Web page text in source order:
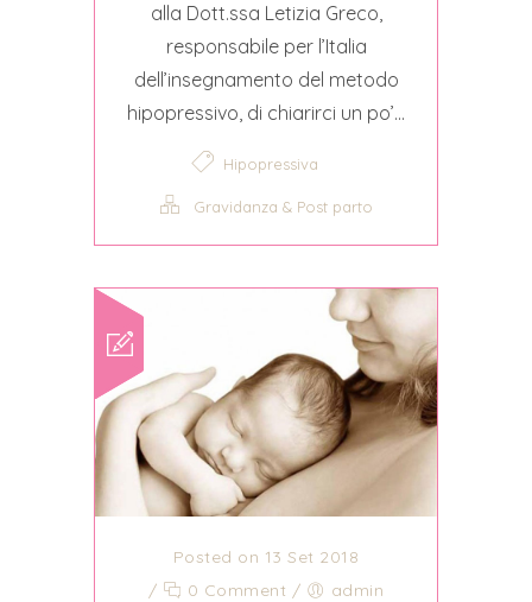
alla Dott.ssa Letizia Greco,
responsabile per l’Italia
dell’insegnamento del metodo
hipopressivo, di chiarirci un po’...
Hipopressiva
Gravidanza & Post parto
Posted on 13 Set 2018
/
0 Comment / admin